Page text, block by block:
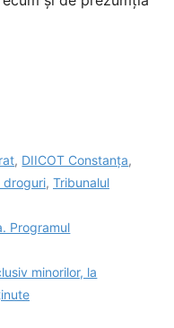
, DIICOT Constanța,
, Tribunalul
Programul
minorilor, la